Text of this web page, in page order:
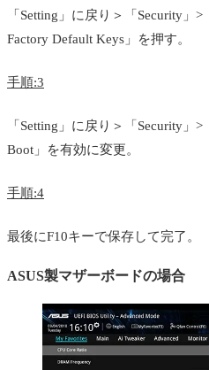
「Setting」に戻り＞「Security」
Factory Default Keys」を押す。
手順:3
「Setting」に戻り＞「Security」>
Boot」を有効に変更。
手順:4
最後にF10キーで保存して完了。
ASUS製マザーボードの場合